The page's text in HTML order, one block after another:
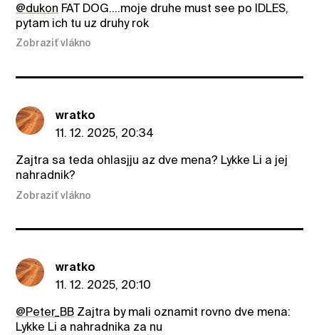
@dukon FAT DOG....moje druhe must see po IDLES,
pytam ich tu uz druhy rok
Zobraziť vlákno
wratko
11. 12. 2025, 20:34
Zajtra sa teda ohlasjju az dve mena? Lykke Li a jej
nahradnik?
Zobraziť vlákno
wratko
11. 12. 2025, 20:10
@Peter_BB Zajtra by mali oznamit rovno dve mena:
Lykke Li a nahradnika za nu